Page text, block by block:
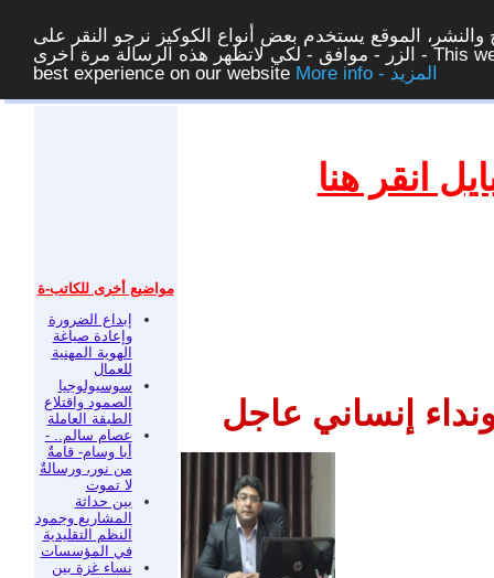
الموقع يستخدم بعض أنواع الكوكيز نرجو النقر على
الزر - موافق - لكي لاتظهر هذه الرسالة مرة اخرى - This website uses cookies to ensure you get the
best experience on our website
More info - المزيد
غلق
مواضيع أخرى للكاتب-ة
إبداع الضرورة
وإعادة صياغة
الهوية المهنية
للعمال
سوسيولوجيا
الصمود واقتلاع
الطبقة العاملة
عصام سالم.. -
أبا وسام- قامةٌ
من نور، ورسالةٌ
لا تموت
بين حداثة
المشاريع وجمود
النظم التقليدية
في المؤسسات
نساء غزة بين
انقر هنا
إنساني عاجل